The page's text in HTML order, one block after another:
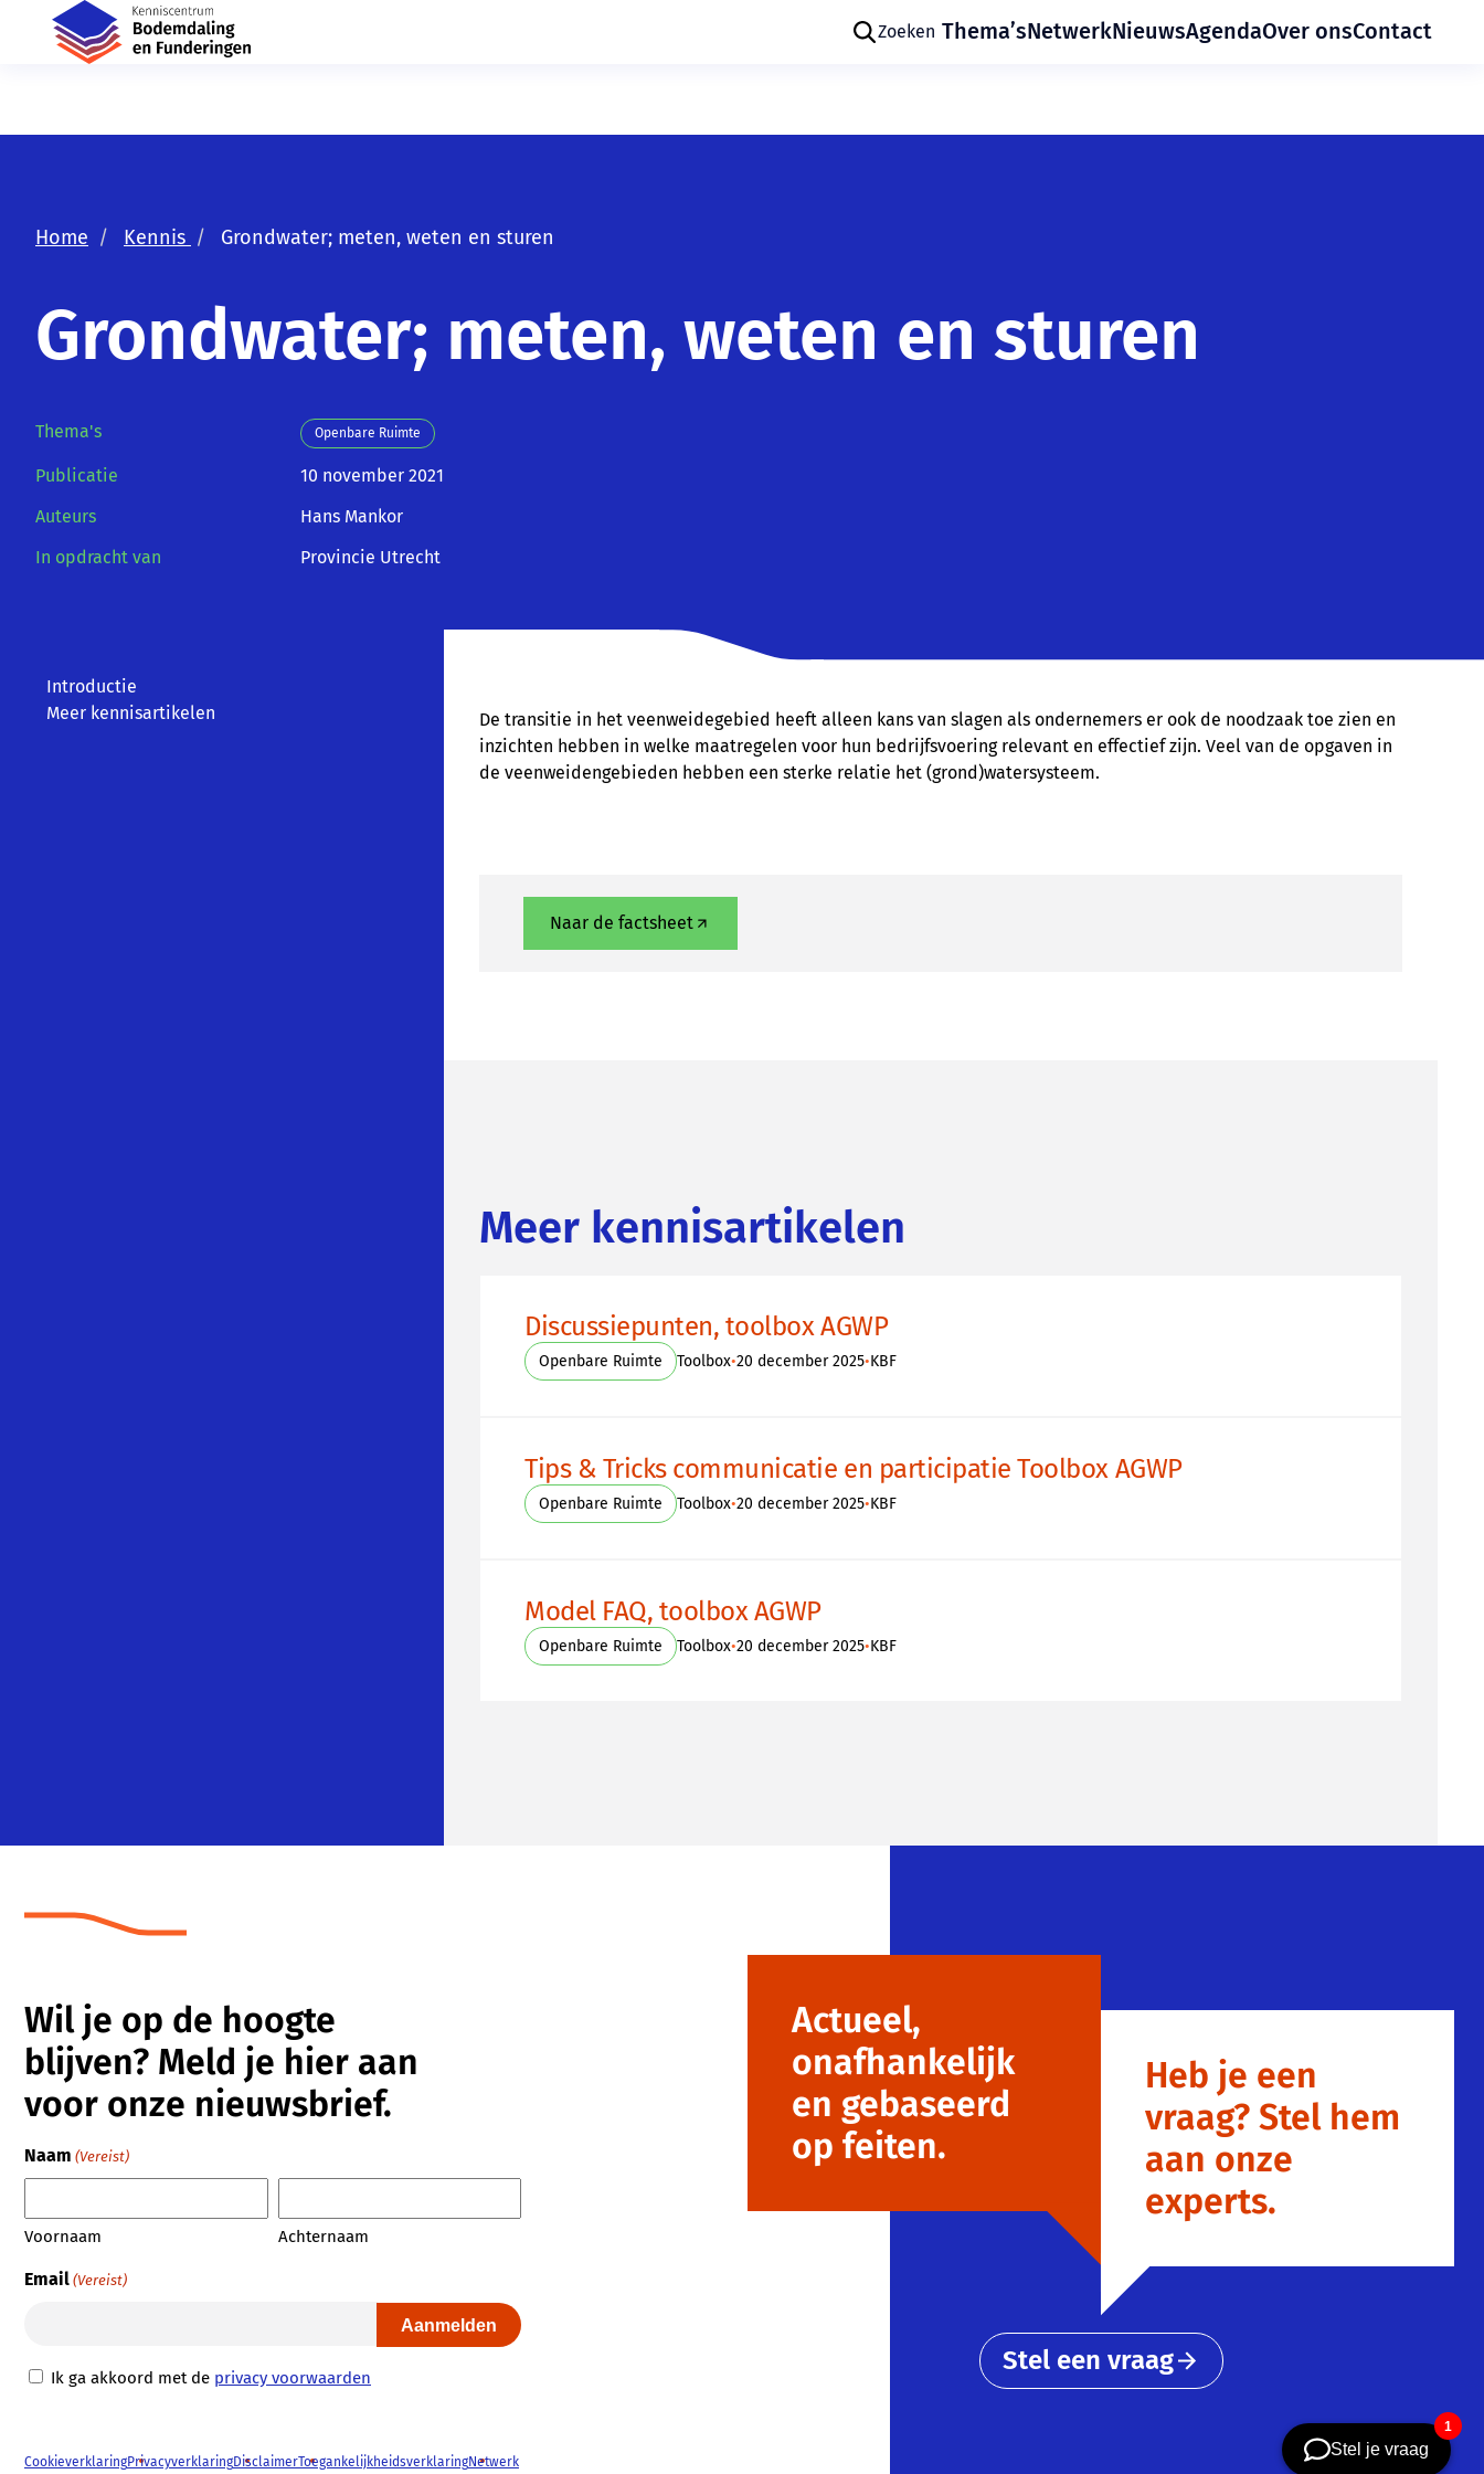
Zoeken Thema’sNetwerkNieuwsAgendaOver onsContact
Home Kennis Grondwater; meten, weten en sturen
Grondwater; meten, weten en sturen
Thema's Openbare Ruimte
Publicatie
10 november 2021
Auteurs
Hans Mankor
In opdracht van
Provincie Utrecht
Introductie
Meer kennisartikelen
De transitie in het veenweidegebied heeft alleen kans van slagen als ondernemers er ook de noodzaak toe zien en
inzichten hebben in welke maatregelen voor hun bedrijfsvoering relevant en effectief zijn. Veel van de opgaven in
de veenweidengebieden hebben een sterke relatie het (grond)watersysteem.
Naar de factsheet
Meer kennisartikelen
Discussiepunten, toolbox AGWP
Openbare Ruimte Toolbox•20 december 2025•KBF
Tips & Tricks communicatie en participatie Toolbox AGWP
Openbare Ruimte Toolbox•20 december 2025•KBF
Model FAQ, toolbox AGWP
Openbare Ruimte Toolbox•20 december 2025•KBF
Wil je op de hoogte
blijven? Meld je hier aan
voor onze nieuwsbrief.
Naam (Vereist)
Voornaam Achternaam
Email (Vereist)
Privacy
Ik ga akkoord met de privacy voorwaarden
CookieverklaringPrivacyverklaringDisclaimerToegankelijkheidsverklaringNetwerk
Actueel,
onafhankelijk
en gebaseerd
op feiten.
Heb je een
vraag? Stel hem
aan onze
experts.
Stel een vraag